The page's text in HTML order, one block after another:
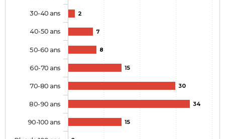
2
7
8
15
30
34
15
30-40 ans
40-50 ans
50-60 ans
60-70 ans
70-80 ans
80-90 ans
90-100 ans